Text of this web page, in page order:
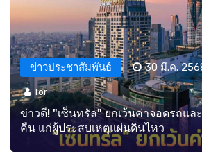
ข่าวประชาสัมพันธ์ 30 มี.ค.
Tor
ข่าวดี! "เซ็นทรัล" ยกเว้นค่าจอดรถแล
คืน แก่ผู้ประสบเหตุแผ่นดินไหว